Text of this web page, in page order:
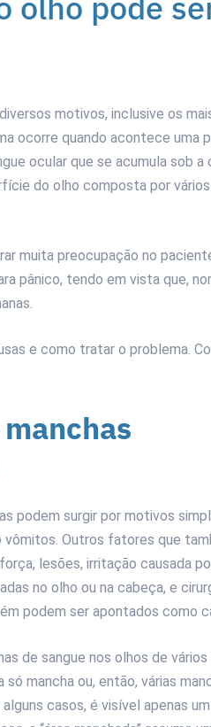
motivos, inclusive os
ocorre quando acontece uma
ocular que se acumula sob a
do olho composta por
muita preocupação no
pânico, tendo em vista que,
e como tratar o problema.
podem surgir por motivos
Outros fatores que
lesões, irritação causada
no olho ou na cabeça, e
podem ser apontados como
de sangue nos olhos de
mancha ou, então, várias
casos, é visível apenas um